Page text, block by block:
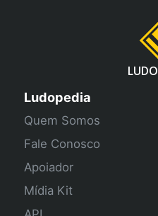
LUDO
Ludopedia
Quem Somos
Fale Conosco
Apoiador
Mídia Kit